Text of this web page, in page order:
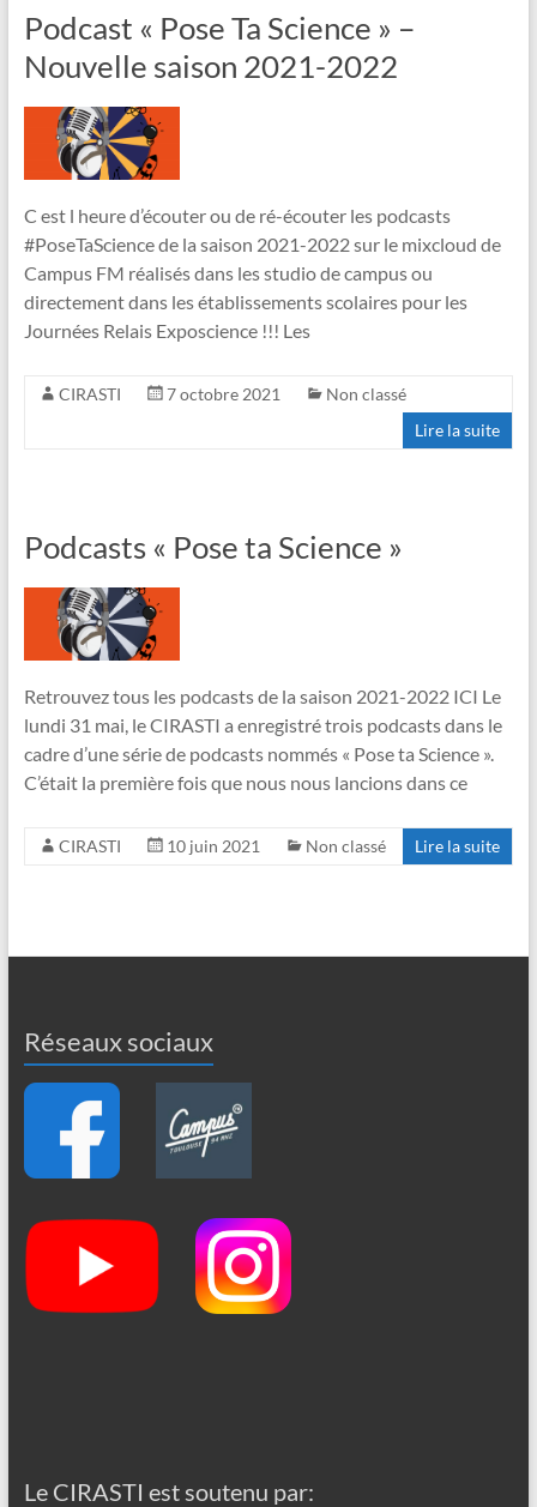
Podcast « Pose Ta Science » –
Nouvelle saison 2021-2022
C est l heure d’écouter ou de ré-écouter les podcasts
#PoseTaScience de la saison 2021-2022 sur le mixcloud de
Campus FM réalisés dans les studio de campus ou
directement dans les établissements scolaires pour les
Journées Relais Exposcience !!! Les
CIRASTI 7 octobre 2021
Non classé
Lire la suite
Podcasts « Pose ta Science »
Retrouvez tous les podcasts de la saison 2021-2022 ICI Le
lundi 31 mai, le CIRASTI a enregistré trois podcasts dans le
cadre d’une série de podcasts nommés « Pose ta Science ».
C’était la première fois que nous nous lancions dans ce
CIRASTI 10 juin 2021 Non classé Lire la suite
Réseaux sociaux
Le CIRASTI est soutenu par: